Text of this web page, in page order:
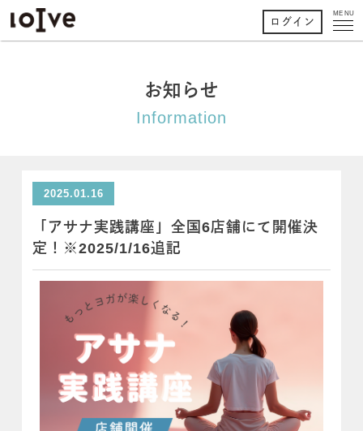
MENU
ログイン
お知らせ
Information
2025.01.16
「アサナ実践講座」全国6店舗にて開催決
定！※2025/1/16追記